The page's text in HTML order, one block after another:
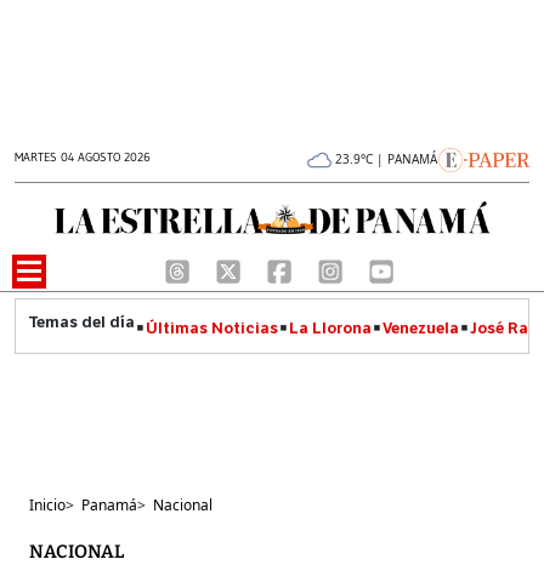
MARTES 04 AGOSTO 2026 23.9°C | PANAMÁ
Últimas Noticias La Llorona Venezuela José
Inicio> Panamá> Nacional
NACIONAL